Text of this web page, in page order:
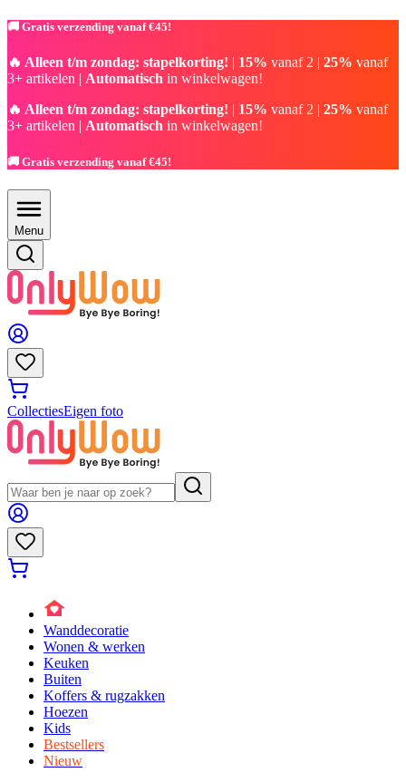
🚚 Gratis verzending vanaf €45!
🔥 Alleen t/m zondag: stapelkorting! | 15% vanaf 2 | 25% vanaf
3+ artikelen | Automatisch in winkelwagen!
🔥 Alleen t/m zondag: stapelkorting! | 15% vanaf 2 | 25% vanaf
3+ artikelen | Automatisch in winkelwagen!
🚚 Gratis verzending vanaf €45!
Menu
CollectiesEigen foto
Wanddecoratie
Wonen & werken
Keuken
Buiten
Koffers & rugzakken
Hoezen
Kids
Bestsellers
Nieuw